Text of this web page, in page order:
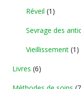
Réveil (1)
Sevrage des
Vieillissement (1)
Livres (6)